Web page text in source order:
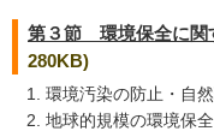
第３節 環境保全に関
280KB)
環境汚染の防止・自
地球的規模の環境保